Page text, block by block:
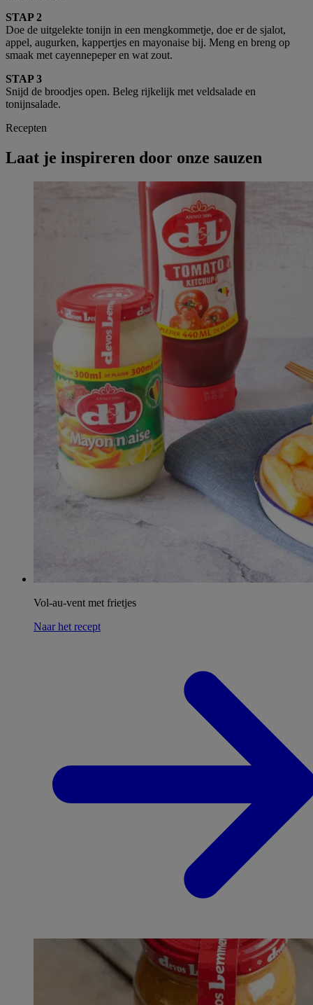
STAP 2
Doe de uitgelekte tonijn in een mengkommetje, doe er de sjalot,
appel, augurken, kappertjes en mayonaise bij. Meng en breng op
smaak met cayennepeper en wat zout.
STAP 3
Snijd de broodjes open. Beleg rijkelijk met veldsalade en
tonijnsalade.
Recepten
Laat je inspireren door onze sauzen
Vol-au-vent met frietjes
Naar het recept